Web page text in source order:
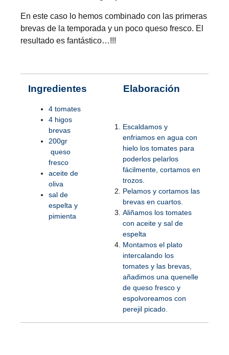
En este caso lo hemos combinado con las primeras
brevas de la temporada y un poco queso fresco. El
resultado es fantástico…!!!
Ingredientes
4 tomates
4 higos
brevas
200gr
queso
fresco
aceite de
oliva
sal de
espelta y
pimienta
Elaboración
Escaldamos y
enfriamos en agua con
hielo los tomates para
poderlos pelarlos
fácilmente, cortamos en
trozos.
Pelamos y cortamos las
brevas en cuartos.
Aliñamos los tomates
con aceite y sal de
espelta
Montamos el plato
intercalando los
tomates y las brevas,
añadimos una quenelle
de queso fresco y
espolvoreamos con
perejil picado.